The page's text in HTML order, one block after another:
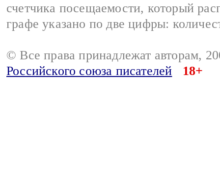
счетчика посещаемости, который
графе указано по две цифры:
© Все права принадлежат авторам,
Российского союза писателей
18+